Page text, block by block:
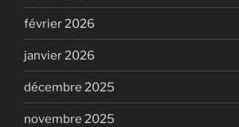
février 2026
janvier 2026
décembre 2025
novembre 2025